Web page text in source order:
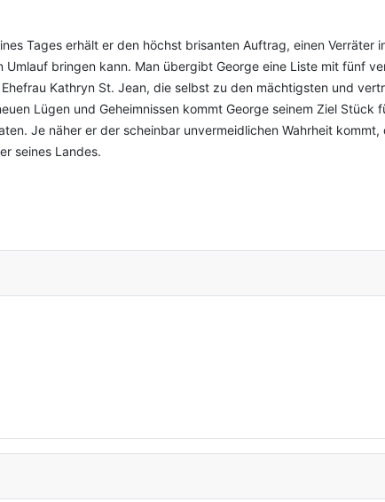
Tages erhält er den höchst brisanten Auftrag, einen Verräter
bringen kann. Man übergibt George eine Liste mit fünf
Kathryn St. Jean, die selbst zu den mächtigsten und
Lügen und Geheimnissen kommt George seinem Ziel Stück
Je näher er der scheinbar unvermeidlichen Wahrheit
seines Landes.